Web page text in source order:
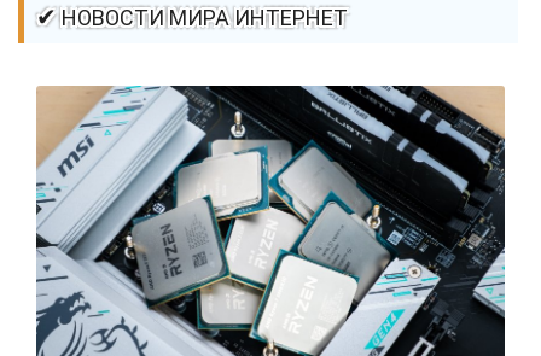
✔ НОВОСТИ МИРА ИНТЕРНЕТ